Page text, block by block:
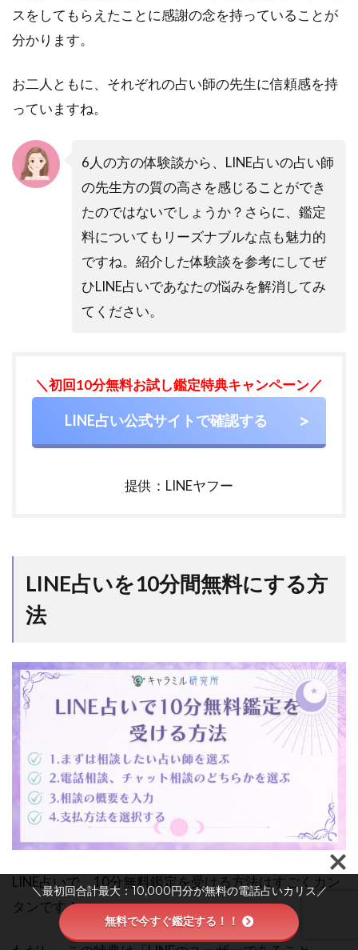
スをしてもらえたことに感謝の念を持っていることが
分かります。
お二人ともに、それぞれの占い師の先生に信頼感を持
っていますね。
6人の方の体験談から、LINE占いの占い師
の先生方の質の高さを感じることができ
たのではないでしょうか？さらに、鑑定
料についてもリーズナブルな点も魅力的
ですね。紹介した体験談を参考にしてぜ
ひLINE占いであなたの悩みを解消してみ
てください。
＼初回10分無料お試し鑑定特典キャンペーン／
LINE占い公式サイトで確認する
提供：LINEヤフー
LINE占いを10分間無料にする方
法
LINE占いで、10分無料鑑定を受ける方法はすごくカン
タンです！
＼最初回合計最大：10,000円分が無料の電話占いカリス／
無料で今すぐ鑑定する！！